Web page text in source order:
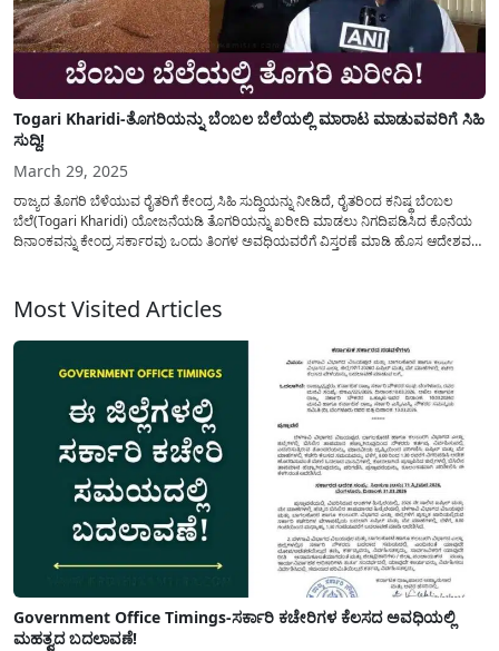
Togari Kharidi-ತೊಗರಿಯನ್ನು ಬೆಂಬಲ ಬೆಲೆಯಲ್ಲಿ ಮಾರಾಟ ಮಾಡುವವರಿಗೆ ಸಿಹಿ
ಸುದ್ದಿ!
March 29, 2025
ರಾಜ್ಯದ ತೊಗರಿ ಬೆಳೆಯುವ ರೈತರಿಗೆ ಕೇಂದ್ರ ಸಿಹಿ ಸುದ್ದಿಯನ್ನು ನೀಡಿದೆ, ರೈತರಿಂದ ಕನಿಷ್ಥ ಬೆಂಬಲ
ಬೆಲೆ(Togari Kharidi) ಯೋಜನೆಯಡಿ ತೊಗರಿಯನ್ನು ಖರೀದಿ ಮಾಡಲು ನಿಗದಿಪಡಿಸಿದ ಕೊನೆಯ
ದಿನಾಂಕವನ್ನು ಕೇಂದ್ರ ಸರ್ಕಾರವು ಒಂದು ತಿಂಗಳ ಅವಧಿಯವರೆಗೆ ವಿಸ್ತರಣೆ ಮಾಡಿ ಹೊಸ ಆದೇಶವನ್ನು
Most Visited Articles
Government Office Timings-ಸರ್ಕಾರಿ ಕಚೇರಿಗಳ ಕೆಲಸದ ಅವಧಿಯಲ್ಲಿ
ಮಹತ್ವದ ಬದಲಾವಣೆ!